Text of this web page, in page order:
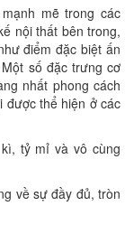
mẽ trong các
nội thất bên trong,
điểm đặc biệt ấn
số đặc trưng cơ
nhất phong cách
được thể hiện ở các
tỷ mỉ và vô cùng
về sự đầy đủ, tròn